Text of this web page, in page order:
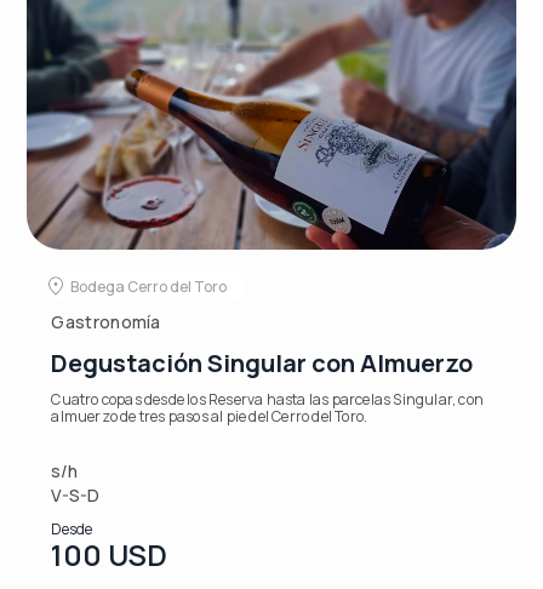
Bodega Cerro del Toro
Gastronomía
Degustación Singular con Almuerzo
Cuatro copas desde los Reserva hasta las parcelas Singular, con
almuerzo de tres pasos al pie del Cerro del Toro.
s/h
V-S-D
Desde
100 USD